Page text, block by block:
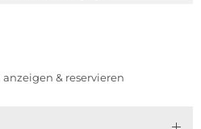
& reservieren